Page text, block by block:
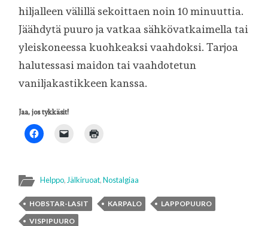
hiljalleen välillä sekoittaen noin 10 minuuttia.
Jäähdytä puuro ja vatkaa sähkövatkaimella tai
yleiskoneessa kuohkeaksi vaahdoksi. Tarjoa
halutessasi maidon tai vaahdotetun
vaniljakastikkeen kanssa.
Jaa, jos tykkäsit!
Helppo, Jälkiruoat,Nostalgiaa
HOBSTAR-LASIT KARPALO
LAPPOPUURO
VISPIPUURO